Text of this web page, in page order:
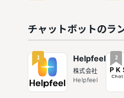
社外・社
内・横断
で徹底整
理
チャットボットのラ
1 Helpfeel
株式会社
Helpfeel
2